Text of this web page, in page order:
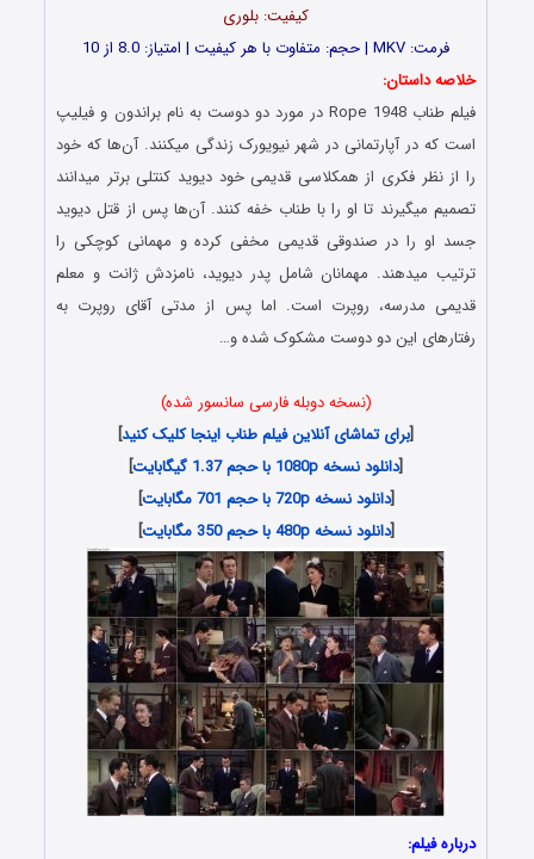
کیفیت: بلوری
فرمت: MKV | حجم: متفاوت با هر کیفیت | امتیاز: 8.0 از 10
خلاصه داستان:
فیلم طناب Rope 1948 در مورد دو دوست به نام براندون و فیلیپ
است که در آپارتمانی در شهر نیویورک زندگی میکنند. آن‌ها که خود
را از نظر فکری از همکلاسی قدیمی خود دیوید کنتلی برتر میدانند
تصمیم میگیرند تا او را با طناب خفه کنند. آن‌ها پس از قتل دیوید
جسد او را در صندوقی قدیمی مخفی کرده و مهمانی کوچکی را
ترتیب میدهند. مهمانان شامل پدر دیوید، نامزدش ژانت و معلم
قدیمی مدرسه، روپرت است. اما پس از مدتی آقای روپرت به
رفتارهای این دو دوست مشکوک شده و…
(نسخه دوبله فارسی سانسور شده)
[برای تماشای آنلاین فیلم طناب اینجا کلیک کنید]
[دانلود نسخه 1080p با حجم 1.37 گیگابایت
]
[دانلود نسخه 720p با حجم 701 مگابایت
]
[دانلود نسخه 480p با حجم 350 مگابایت ]
درباره فیلم: